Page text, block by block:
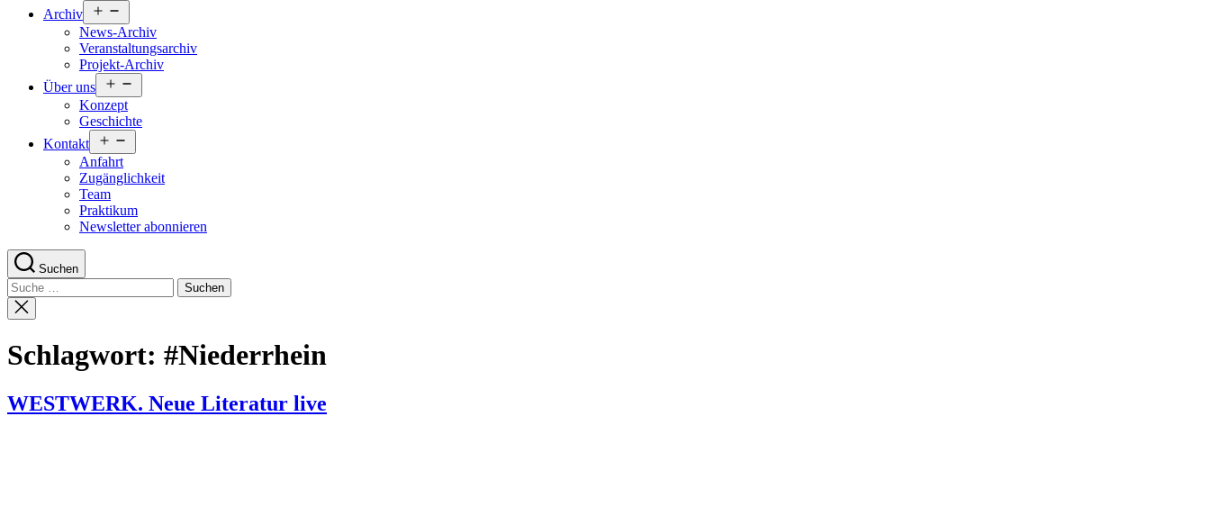
Archiv
öffnen
News-Archiv
Veranstaltungsarchiv
Projekt-Archiv
Über uns
öffnen
Konzept
Geschichte
Kontakt
öffnen
Anfahrt
Zugänglichkeit
Team
Praktikum
Newsletter abonnieren
Suchen
Suche
nach:
Suche
schließen
Schlagwort: #Niederrhein
WESTWERK. Neue Literatur live